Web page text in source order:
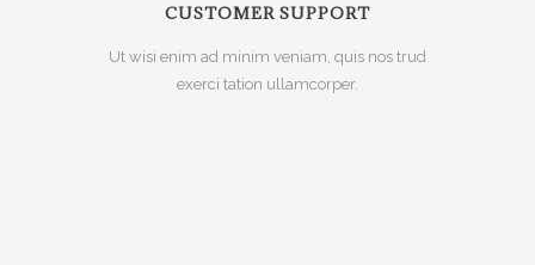
CUSTOMER SUPPORT
Ut wisi enim ad minim veniam, quis nos trud
exerci tation ullamcorper.